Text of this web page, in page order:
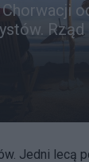
Rząd
Jedni lecą